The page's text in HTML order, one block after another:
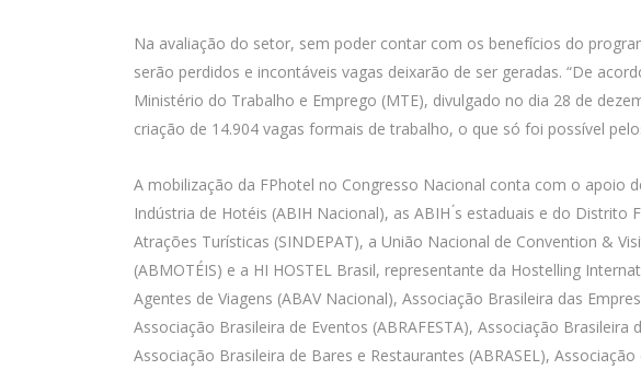
Na avaliação do setor, sem poder contar com os benefícios do
serão perdidos e incontáveis vagas deixarão de ser geradas. “De
Ministério do Trabalho e Emprego (MTE), divulgado no dia 28 de
criação de 14.904 vagas formais de trabalho, o que só foi possível
A mobilização da FPhotel no Congresso Nacional conta com o apoio
Indústria de Hotéis (ABIH Nacional), as ABIH ́s estaduais e do
Atrações Turísticas (SINDEPAT), a União Nacional de Convention &
(ABMOTÉIS) e a HI HOSTEL Brasil, representante da Hostelling
Agentes de Viagens (ABAV Nacional), Associação Brasileira das
Associação Brasileira de Eventos (ABRAFESTA), Associação
Associação Brasileira de Bares e Restaurantes (ABRASEL),